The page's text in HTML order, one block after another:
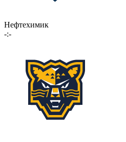
Нефтехимик
-:-